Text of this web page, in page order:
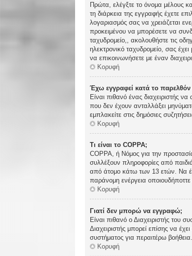
Πρώτα, ελέγξτε το όνομα μέλους
τη διάρκεια της εγγραφής έχετε
λογαριασμός σας να χρειάζεται
προκειμένου να μπορέσετε να
ταχυδρομείο,, ακολουθήστε τις
ηλεκτρονικό ταχυδρομείο, σας
να επικοινωνήσετε με έναν
Κορυφή
Έχω εγγραφεί κατά το
Είναι πιθανό ένας διαχειριστής
που δεν έχουν ανταλλάξει
εμπλακείτε στις δημόσιες
Κορυφή
Τι είναι το COPPA;
COPPA, ή Νόμος για την
συλλέξουν πληροφορίες από
από άτομο κάτω των 13 ετών. Να
παράνομη ενέργεια
Κορυφή
Γιατί δεν μπορώ να εγγραφώ;
Είναι πιθανό ο Διαχειριστής του
Διαχειριστής μπορεί επίσης να
συστήματος για περαιτέρω βοήθεια.
Κορυφή